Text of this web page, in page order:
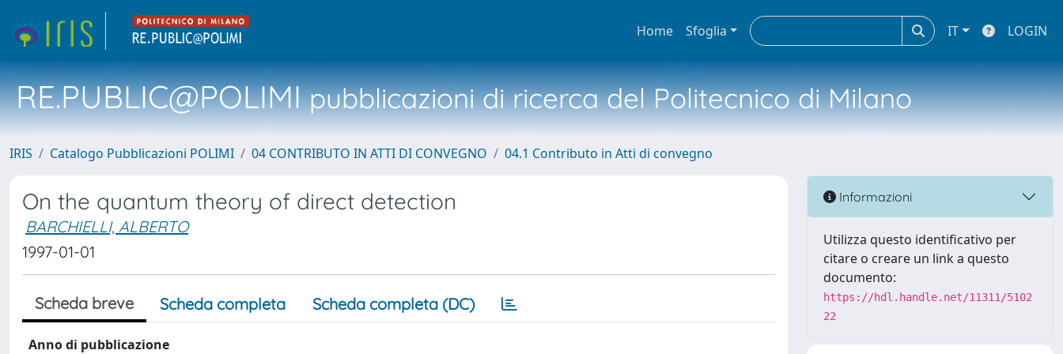
Home Sfoglia IT LOGIN
RE.PUBLIC@POLIMIpubblicazioni di ricerca del Politecnico di Milano
IRIS Catalogo Pubblicazioni POLIMI 04 CONTRIBUTO IN ATTI DI CONVEGNO 04.1 Contributo in Atti di convegno
On the quantum theory of direct detection
BARCHIELLI, ALBERTO
1997-01-01
Scheda breve Scheda completa Scheda completa (DC)
Anno di pubblicazione
Informazioni
Utilizza questo identificativo per
citare o creare un link a questo
documento:
https://hdl.handle.net/11311/5102
22